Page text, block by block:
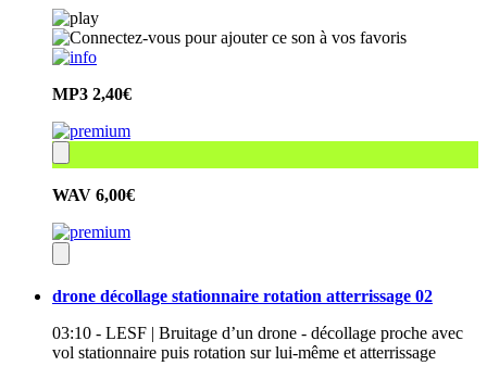
MP3 2,40€
WAV 6,00€
drone décollage stationnaire rotation atterrissage 02
03:10 - LESF | Bruitage d’un drone - décollage proche avec
vol stationnaire puis rotation sur lui-même et atterrissage